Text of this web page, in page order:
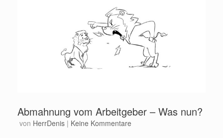
Abmahnung vom Arbeitgeber – Was nun?
von HerrDenis | Keine Kommentare